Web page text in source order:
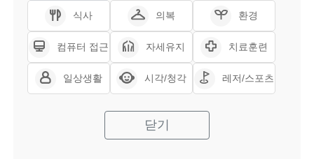
식사 의복 환경
컴퓨터 접근 자세유지 치료훈련
일상생활 시각/청각 레저/스포츠
닫기